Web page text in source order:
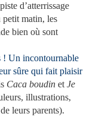
d’atterrissage
petit matin, les
bien où sont
! Un incontournable
sûre qui fait plaisir
Caca boudin et Je
illustrations,
leurs parents).